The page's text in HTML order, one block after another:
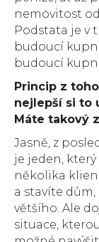
nemovitost
Podstata je v
budoucí
budoucí
Princip z
nejlepší si to
Máte takový
Jasně, z
je jeden,
několika
a stavíte
většího. Ale
situace,